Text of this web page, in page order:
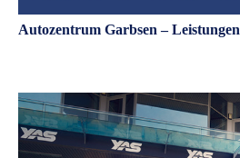
Autozentrum Garbsen – Leistungen